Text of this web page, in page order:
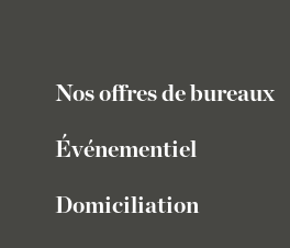
Nos offres de bureaux
Événementiel
Domiciliation